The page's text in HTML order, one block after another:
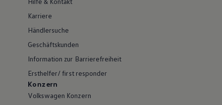
Karriere
Händlersuche
Geschäftskunden
Information zur Barrierefreiheit
Ersthelfer/ first responder
Konzern
Volkswagen Konzern